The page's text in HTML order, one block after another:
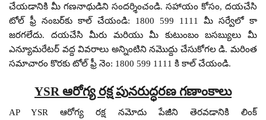
చేయడానికి మీ గణనాథుడిని సందర్శించండి. సహాయం కోసం, దయచేసి
టోల్ ఫ్రీ నంబర్‌కు కాల్ చేయండి: 1800 599 1111 మీ సర్వేలో కా
జరగలేదు. దయచేసి మీరు మరియు మీ కుటుంబం బసబ్యులు మీ
ఎన్యూమరేటర్ వద్ద వివరాలు అన్నింటిని నమొద్దు చేసుకోగల డి. మరింత
సమాచారం కొరకు టోల్ ఫ్రీ నెం: 1800 599 1111 కి కాల్ చేయండి.
YSR ఆరోగ్య రక్ష పునరుద్ధరణ గణాంకాలు
AP YSR ఆరోగ్య రక్ష నమోదు పేజీని తెరవడానికి లింక్